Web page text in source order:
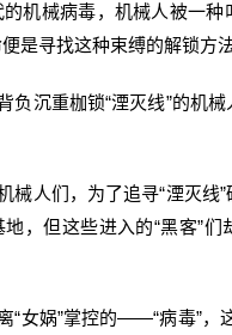
机械病毒，机械人被一种
是寻找这种束缚的解锁方法
沉重枷锁“湮灭线”的机械
人们，为了追寻“湮灭线”
，但这些进入的“黑客”
女娲”掌控的——“病毒”，